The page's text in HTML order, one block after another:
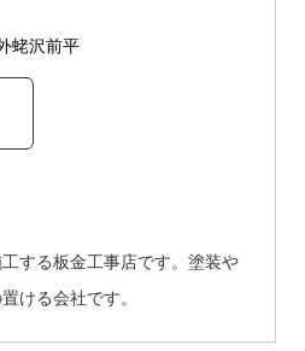
蛯沢前平
する板金工事店です。塗装や
ける会社です。